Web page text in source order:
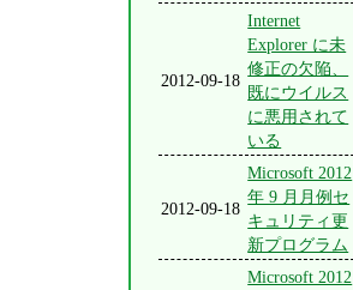
2012-09-18
Internet
Explorer に未
修正の欠陥、
既にウイルス
に悪用されて
いる
2012-09-18
Microsoft 2012
年 9 月月例セ
キュリティ更
新プログラム
Microsoft 2012